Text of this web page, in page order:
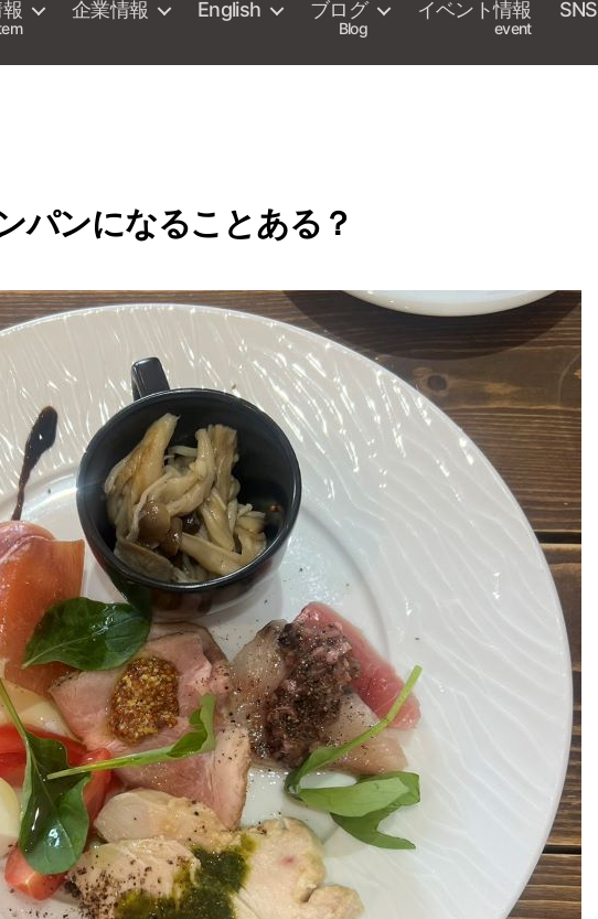
企業情報 English ブログ
Blog
イベント情報
event
SNS
パンになることある？